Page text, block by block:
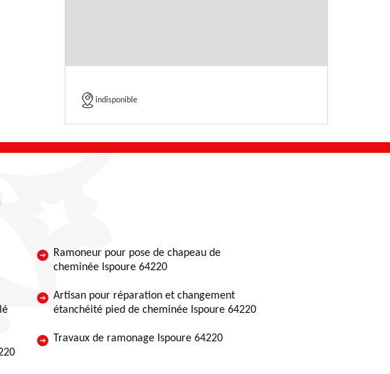
indisponible
Ramoneur pour pose de chapeau de
cheminée Ispoure 64220
Artisan pour réparation et changement
étanchéité pied de cheminée Ispoure 64220
Travaux de ramonage Ispoure 64220